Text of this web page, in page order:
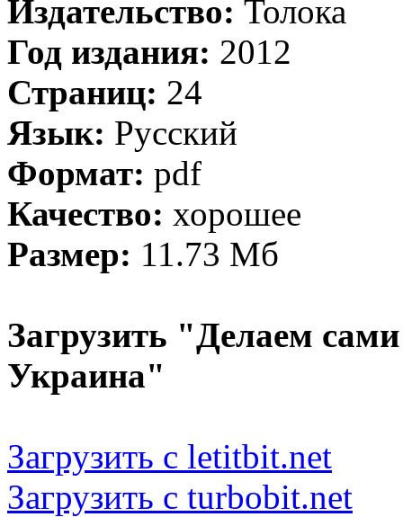
Издательство: Толока
Год издания: 2012
Страниц: 24
Язык: Русский
Формат: pdf
Качество: хорошее
Размер: 11.73 Мб
Загрузить "Делаем
Украина"
Загрузить с letitbit.net
Загрузить с turbobit.net